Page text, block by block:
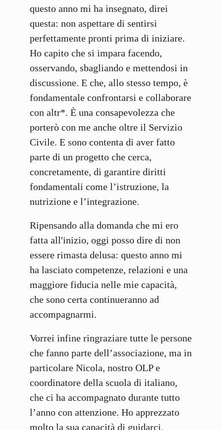
questo anno mi ha insegnato, direi
questa: non aspettare di sentirsi
perfettamente pronti prima di iniziare.
Ho capito che si impara facendo,
osservando, sbagliando e mettendosi in
discussione. E che, allo stesso tempo, è
fondamentale confrontarsi e collaborare
con altr*. È una consapevolezza che
porterò con me anche oltre il Servizio
Civile. E sono contenta di aver fatto
parte di un progetto che cerca,
concretamente, di garantire diritti
fondamentali come l’istruzione, la
nutrizione e l’integrazione.
Ripensando alla domanda che mi ero
fatta all'inizio, oggi posso dire di non
essere rimasta delusa: questo anno mi
ha lasciato competenze, relazioni e una
maggiore fiducia nelle mie capacità,
che sono certa continueranno ad
accompagnarmi.
Vorrei infine ringraziare tutte le persone
che fanno parte dell’associazione, ma in
particolare Nicola, nostro OLP e
coordinatore della scuola di italiano,
che ci ha accompagnato durante tutto
l’anno con attenzione. Ho apprezzato
molto la sua capacità di guidarci,